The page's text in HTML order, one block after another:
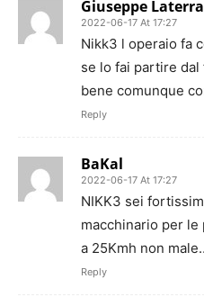
Giuseppe Laterra
2022-06-17 At 17:27
Nikk3 l operaio fa
se lo fai partire
bene comunque
Reply
BaKal
2022-06-17 At 17:27
NIKK3 sei
macchinario per le
a 25Kmh non
Reply